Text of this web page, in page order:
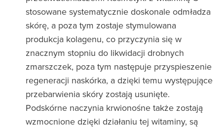
stosowane systematycznie doskonale odmładza
skórę, a poza tym zostaje stymulowana
produkcja kolagenu, co przyczynia się w
znacznym stopniu do likwidacji drobnych
zmarszczek, poza tym następuje przyspieszenie
regeneracji naskórka, a dzięki temu występujące
przebarwienia skóry zostają usunięte.
Podskórne naczynia krwionośne także zostają
wzmocnione dzięki działaniu tej witaminy, są